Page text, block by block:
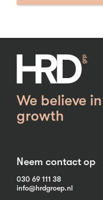
We believe
growth
Neem contact op
030 69 111 38
info@hrdgroep.nl